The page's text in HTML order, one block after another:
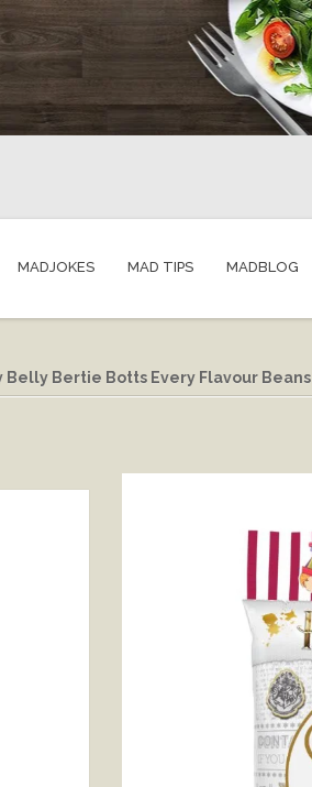
MADJOKES MAD TIPS MADBLOG
Bertie Botts Every Flavour Beans